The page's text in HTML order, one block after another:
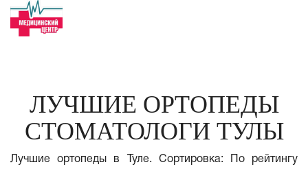
ЛУЧШИЕ ОРТОПЕДЫ
СТОМАТОЛОГИ ТУЛЫ
Лучшие ортопеды в Туле. Сортировка: По рейтингу